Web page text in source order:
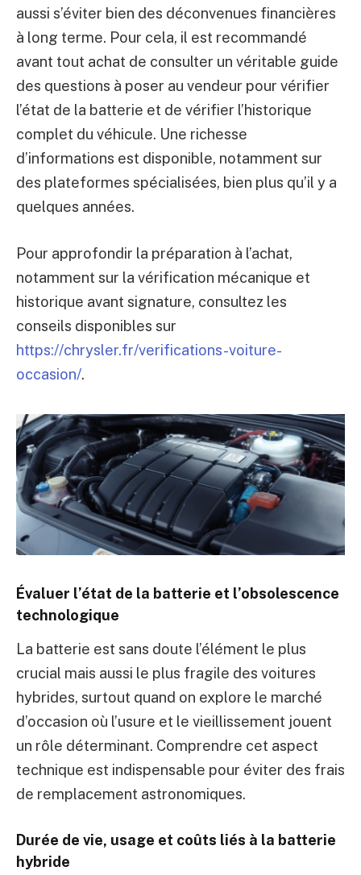
aussi s’éviter bien des déconvenues financières
à long terme. Pour cela, il est recommandé
avant tout achat de consulter un véritable guide
des questions à poser au vendeur pour vérifier
l’état de la batterie et de vérifier l’historique
complet du véhicule. Une richesse
d’informations est disponible, notamment sur
des plateformes spécialisées, bien plus qu’il y a
quelques années.
Pour approfondir la préparation à l’achat,
notamment sur la vérification mécanique et
historique avant signature, consultez les
conseils disponibles sur
https://chrysler.fr/verifications-voiture-
occasion/.
Évaluer l’état de la batterie et l’obsolescence
technologique
La batterie est sans doute l’élément le plus
crucial mais aussi le plus fragile des voitures
hybrides, surtout quand on explore le marché
d’occasion où l’usure et le vieillissement jouent
un rôle déterminant. Comprendre cet aspect
technique est indispensable pour éviter des frais
de remplacement astronomiques.
Durée de vie, usage et coûts liés à la batterie
hybride